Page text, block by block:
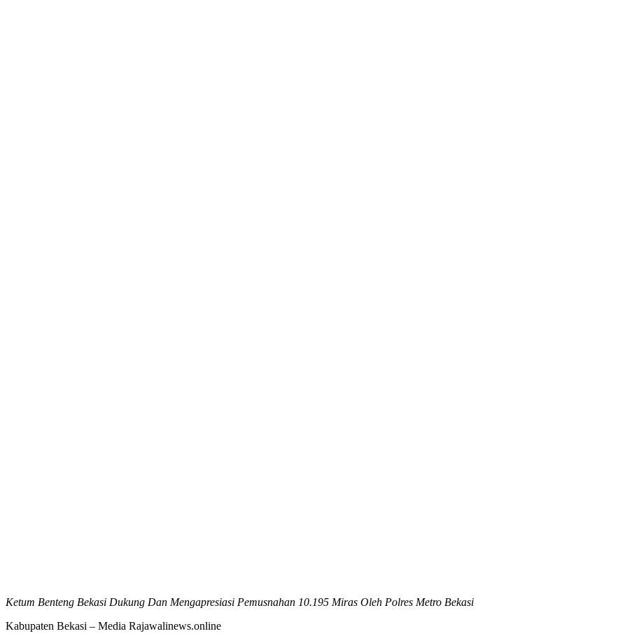
Ketum Benteng Bekasi Dukung Dan Mengapresiasi Pemusnahan 10.195 Miras Oleh Polres Metro Bekasi
Kabupaten Bekasi – Media Rajawalinews.online